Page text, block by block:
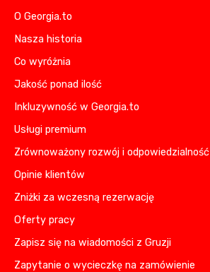
O Georgia.to
Nasza historia
Co wyróżnia
Jakość ponad ilość
Inkluzywność w Georgia.to
Usługi premium
Zrównoważony rozwój i odpowiedzialność
Opinie klientów
Zniżki za wczesną rezerwację
Oferty pracy
Zapisz się na wiadomości z Gruzji
Zapytanie o wycieczkę na zamówienie